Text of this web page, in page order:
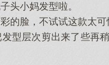
小妈发型啦。
脸，不试试这款太可
层次剪出来了些再